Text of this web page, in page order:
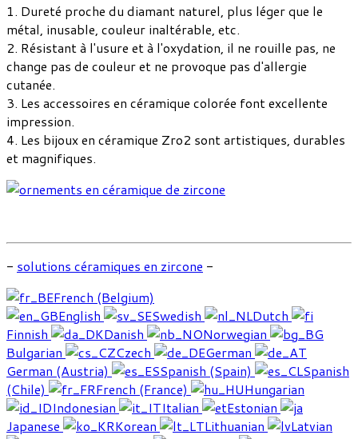
1. Dureté proche du diamant naturel, plus léger que le
métal, inusable, couleur inaltérable, etc.
2. Résistant à l'usure et à l'oxydation, il ne rouille pas, ne
change pas de couleur et ne provoque pas d'allergie
cutanée.
3. Les accessoires en céramique colorée font excellente
impression.
4. Les bijoux en céramique Zro2 sont artistiques, durables
et magnifiques.
- solutions céramiques en zircone -
French (Belgium)
English
Swedish
Dutch
Finnish
Danish
Norwegian
Bulgarian
Czech
German
German (Austria)
Spanish (Spain)
Spanish
(Chile)
French (France)
Hungarian
Indonesian
Italian
Estonian
Japanese
Korean Lithuanian
Latvian